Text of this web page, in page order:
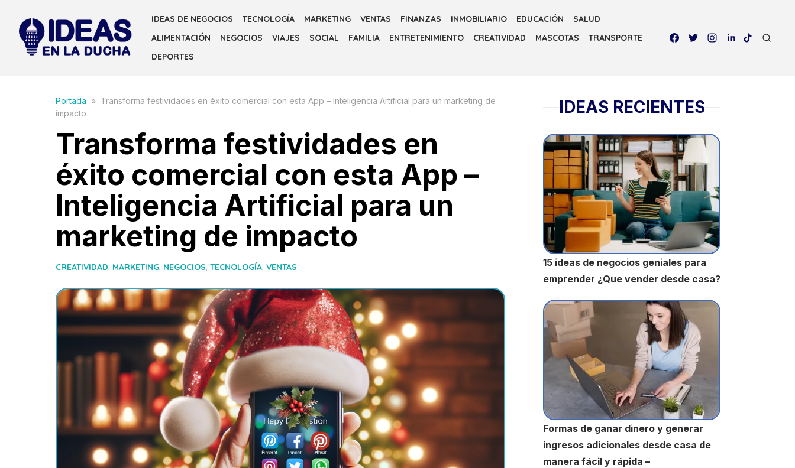
content
IDEAS DE NEGOCIOS TECNOLOGÍA MARKETING VENTAS FINANZAS INMOBILIARIO EDUCACIÓN
SALUD
ALIMENTACIÓN
NEGOCIOS VIAJES SOCIAL FAMILIA ENTRETENIMIENTO CREATIVIDAD MASCOTAS
TRANSPORTE
DEPORTES
Portada » Transforma festividades en éxito comercial con esta App – Inteligencia Artificial para un marketing de
impacto
Transforma festividades en
éxito comercial con esta App –
Inteligencia Artificial para un
marketing de impacto
CREATIVIDAD, MARKETING, NEGOCIOS, TECNOLOGÍA, VENTAS
IDEAS RECIENTES
15 ideas de negocios geniales para
emprender ¿Que vender desde casa?
Formas de ganar dinero y generar
ingresos adicionales desde casa de
manera fácil y rápida –